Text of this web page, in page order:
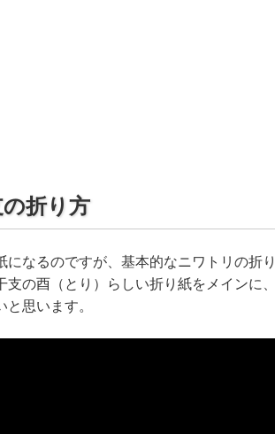
折り方
なるのですが、基本的なニワトリの折
支の酉（とり）らしい折り紙をメインに
思います。